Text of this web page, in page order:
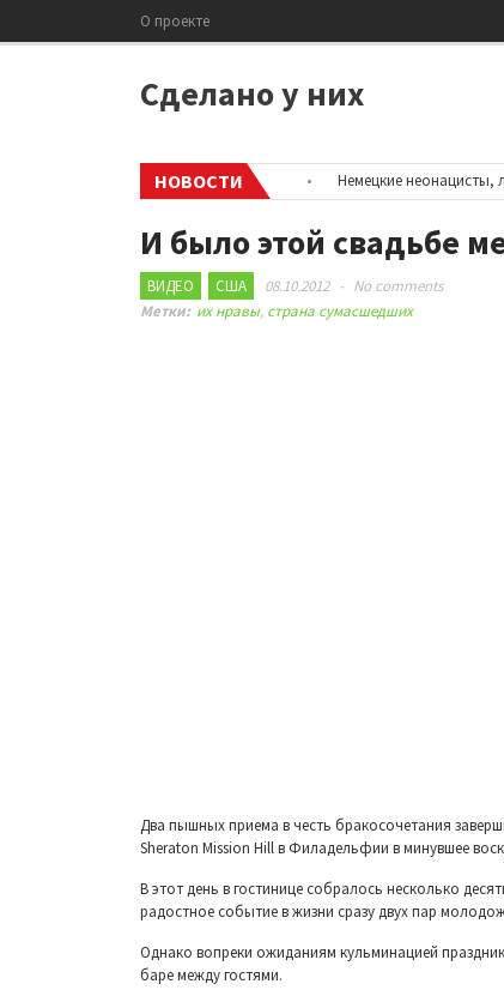
О проекте
Сделано у них
НОВОСТИ
об аккаунтах в соцсетях Немецкие неонацисты,
И было этой свадьбе
ВИДЕО США 08.10.2012 - No comments
Метки: их нравы, страна сумасшедших
Два пышных приема в честь бракосочетания
Sheraton Mission Hill в Филадельфии в минувшее
В этот день в гостинице собралось несколько
радостное событие в жизни сразу двух пар
Однако вопреки ожиданиям кульминацией
баре между гостями.